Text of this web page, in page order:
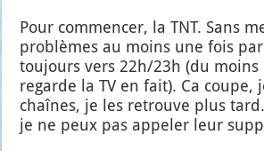
Pour com­men­cer, la TNT. Sans
pro­blèmes au moins une fois
tou­jours vers 22h/23h (du moins
regarde la TV en fait). Ca coupe,
chaînes, je les retrouve plus
je ne peux pas appe­ler leur